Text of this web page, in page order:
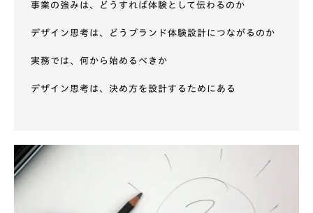
事業の強みは、どうすれば体験として伝わるのか
デザイン思考は、どうブランド体験設計につながるのか
実務では、何から始めるべきか
デザイン思考は、決め方を設計するためにある